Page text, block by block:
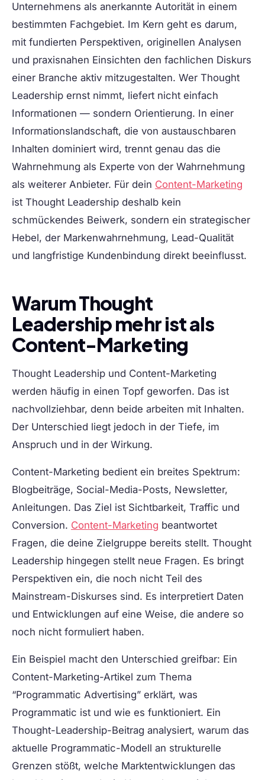
Unternehmens als anerkannte Autorität in einem
bestimmten Fachgebiet. Im Kern geht es darum,
mit fundierten Perspektiven, originellen Analysen
und praxisnahen Einsichten den fachlichen Diskurs
einer Branche aktiv mitzugestalten. Wer Thought
Leadership ernst nimmt, liefert nicht einfach
Informationen — sondern Orientierung. In einer
Informationslandschaft, die von austauschbaren
Inhalten dominiert wird, trennt genau das die
Wahrnehmung als Experte von der Wahrnehmung
als weiterer Anbieter. Für dein Content-Marketing
ist Thought Leadership deshalb kein
schmückendes Beiwerk, sondern ein strategischer
Hebel, der Markenwahrnehmung, Lead-Qualität
und langfristige Kundenbindung direkt beeinflusst.
Warum Thought
Leadership mehr ist als
Content-Marketing
Thought Leadership und Content-Marketing
werden häufig in einen Topf geworfen. Das ist
nachvollziehbar, denn beide arbeiten mit Inhalten.
Der Unterschied liegt jedoch in der Tiefe, im
Anspruch und in der Wirkung.
Content-Marketing bedient ein breites Spektrum:
Blogbeiträge, Social-Media-Posts, Newsletter,
Anleitungen. Das Ziel ist Sichtbarkeit, Traffic und
Conversion. Content-Marketing beantwortet
Fragen, die deine Zielgruppe bereits stellt. Thought
Leadership hingegen stellt neue Fragen. Es bringt
Perspektiven ein, die noch nicht Teil des
Mainstream-Diskurses sind. Es interpretiert Daten
und Entwicklungen auf eine Weise, die andere so
noch nicht formuliert haben.
Ein Beispiel macht den Unterschied greifbar: Ein
Content-Marketing-Artikel zum Thema
“Programmatic Advertising” erklärt, was
Programmatic ist und wie es funktioniert. Ein
Thought-Leadership-Beitrag analysiert, warum das
aktuelle Programmatic-Modell an strukturelle
Grenzen stößt, welche Marktentwicklungen das